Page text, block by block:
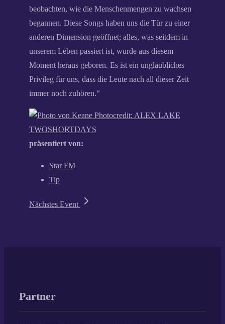
beobachten, wie die Menschenmengen zu wachsen
begannen. Diese Songs haben uns die Tür zu einer
anderen Dimension geöffnet; alles, was seitdem in
unserem Leben passiert ist, wurde aus diesem
Moment heraus geboren. Es ist ein unglaubliches
Privileg für uns, dass die Leute nach all dieser Zeit
immer noch zuhören.“
Photocredit: ALEX LAKE
TWOSHORTDAYS
präsentiert von:
Star FM
Tip
Nächstes Event
Partner